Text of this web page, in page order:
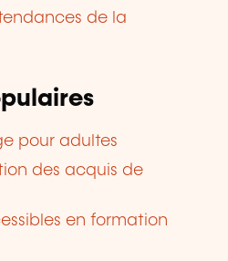
de la
pour adultes
des acquis de
en formation